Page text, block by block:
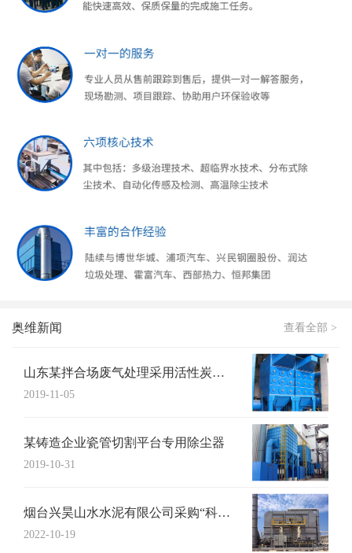
奥维新闻 查看全部 >
山东某拌合场废气处理采用活性炭吸附+UV...
2019-11-05
某铸造企业瓷管切割平台专用除尘器
2019-10-31
烟台兴昊山水水泥有限公司采购“科特猫”布...
2022-10-19